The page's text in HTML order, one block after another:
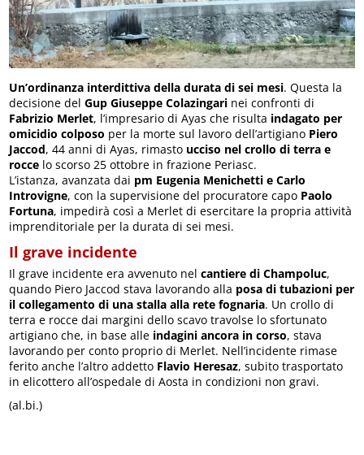
Un’ordinanza interdittiva della durata di sei mesi. Questa la
decisione delGup Giuseppe Colazingari nei confronti di
Fabrizio Merlet, l’impresario di Ayas che risulta indagato per
omicidio colposo per la morte sul lavoro dell’artigiano Piero
Jaccod, 44 anni di Ayas, rimasto ucciso nel crollo di terra e
rocce lo scorso 25 ottobre in frazione Periasc.
L’istanza, avanzata dai pm Eugenia Menichetti e Carlo
Introvigne, con la supervisione del procuratore capo Paolo
Fortuna, impedirà così a Merlet di esercitare la propria attività
imprenditoriale per la durata di sei mesi.
Il grave incidente
Il grave incidente era avvenuto nelcantiere di Champoluc,
quando Piero Jaccod stava lavorando alla posa di tubazioni per
il collegamento di una stalla alla rete fognaria. Un crollo di
terra e rocce dai margini dello scavo travolse lo sfortunato
artigiano che, in base alle indagini ancora in corso, stava
lavorando per conto proprio di Merlet. Nell’incidente rimase
ferito anche l’altro addetto Flavio Heresaz, subito trasportato
in elicottero all’ospedale di Aosta in condizioni non gravi.
(al.bi.)